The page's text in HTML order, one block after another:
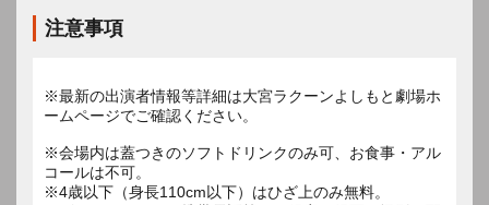
注意事項
※最新の出演者情報等詳細は大宮ラクーンよしもと劇場ホ
ームページでご確認ください。
※会場内は蓋つきのソフトドリンクのみ可、お食事・アル
コールは不可。
※4歳以下（身長110cm以下）はひざ上のみ無料。